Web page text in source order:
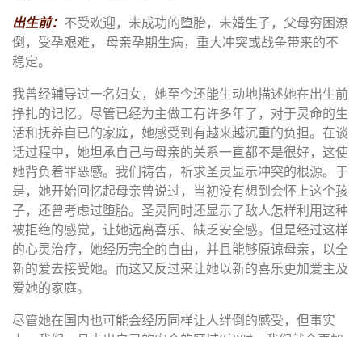
出生前： 不受欢迎，未成功的堕胎，未婚生子，父母穷困潦
倒，受孕艰难， 母亲孕期生病，重大冲突或战争带来的不
稳定。
我曾经辅导过一名妇女，她至今还能生动地描述她在出生前
挣扎的记忆。尽管已经为主做工有许多年了，对于灵命的生
活和抚养自已的家庭，她感受到有越来越沉重的负担。在谈
话过程中，她坦承自己与母亲的关系一直都不是很好，这使
她背负着罪恶感。我们祷告，祈求圣灵显示冲突的根源。于
是，她开始回忆起母亲曾说过，当初没有想到会怀上这个孩
子，还曾考虑过堕胎。圣灵同时还显示了敌人怎样利用这种
被拒绝的感觉，让她远离喜乐、缺乏安全感。但是经过这样
的心灵治疗，她经历完全的自由，并且能够原谅母亲，以全
新的爱去接受她。而这又反过来让她以新的喜乐更加爱主及
爱她的家庭。
尽管她在国内也可能会经历同样让人绊倒的感受，但事实